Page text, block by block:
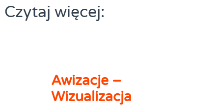
Czytaj więcej:
Awizacje –
Wizualizacja